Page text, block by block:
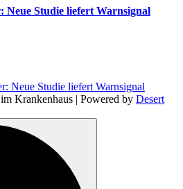
Neue Studie liefert Warnsignal
Krankenhaus | Powered by Desert